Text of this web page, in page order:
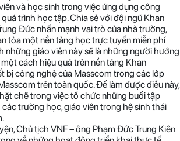
và học sinh trong việc ứng dụng công
trình học tập. Chia sẻ với đội ngũ Khan
Đức nhấn mạnh vai trò của nhà trường,
tỏa một nền tảng học trực tuyến miễn phí
những giáo viên này sẽ là những người hướng
cách hiệu quả trên nền tảng Khan
bị công nghệ của Masscom trong các lớp
trên toàn quốc. Để làm được điều này,
chẽ trong việc tổ chức những buổi tập
trường học, giáo viên trong hệ sinh thái
Chủ tịch VNF – ông Phạm Đức Trung Kiên